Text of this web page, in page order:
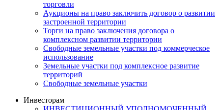
торговли
Аукционы на право заключить договор о развитии
застроенной территории
Торги на право заключения договора о
комплексном развитии территории
Свободные земельные участки под коммерческое
использование
Земельные участки под комплексное развитие
территорий
Свободные земельные участки
Инвесторам